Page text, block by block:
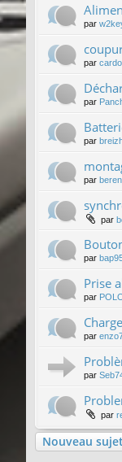
par
par cardo
par
par
par
par
par
Prise
par
par
par
par
Nouveau sujet